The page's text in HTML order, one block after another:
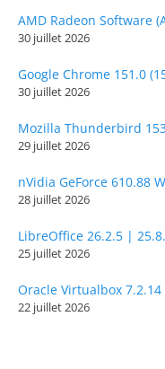
AMD Radeon Software
30 juillet 2026
Google Chrome 151.0
30 juillet 2026
Mozilla Thunderbird
29 juillet 2026
nVidia GeForce 610.88
28 juillet 2026
LibreOffice 26.2.5 |
25 juillet 2026
Oracle Virtualbox 7.2.14
22 juillet 2026